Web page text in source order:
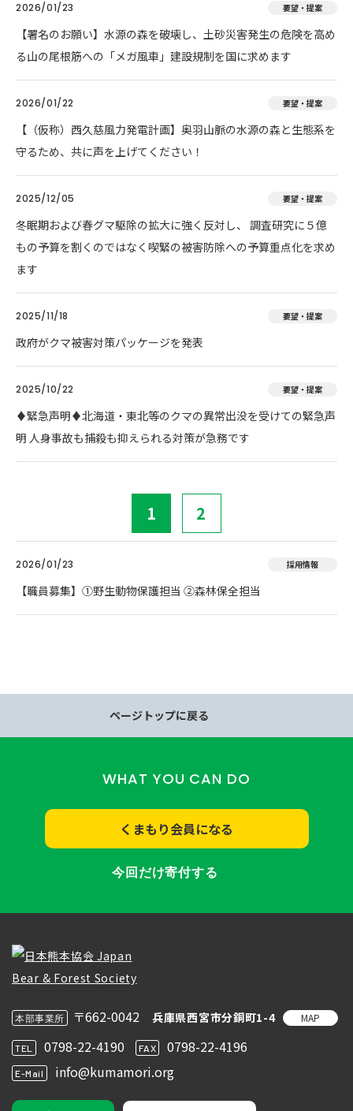
2026/01/23 要望・提案
【署名のお願い】水源の森を破壊し、土砂災害発生の危険を高め
る山の尾根筋への「メガ風車」建設規制を国に求めます
2026/01/22 要望・提案
【（仮称）西久慈風力発電計画】奥羽山脈の水源の森と生態系を
守るため、共に声を上げてください！
2025/12/05 要望・提案
冬眠期および春グマ駆除の拡大に強く反対し、 調査研究に５億
もの予算を割くのではなく喫緊の被害防除への予算重点化を求め
ます
2025/11/18 要望・提案
政府がクマ被害対策パッケージを発表
2025/10/22 要望・提案
♦️緊急声明♦️北海道・東北等のクマの異常出没を受けての緊急声
明 人身事故も捕殺も抑えられる対策が急務です
1 2
2026/01/23 採用情報
【職員募集】①野生動物保護担当 ②森林保全担当
ページトップに戻る
WHAT YOU CAN DO
くまもり会員になる
今回だけ寄付する
本部事業所 〒662-0042 兵庫県西宮市分銅町1-4 MAP
TEL 0798-22-4190 FAX 0798-22-4196
E-Mail info@kumamori.org